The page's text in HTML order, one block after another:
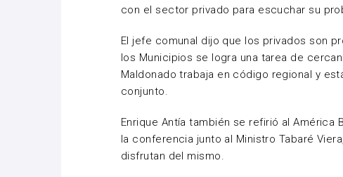
con el sector privado para escuchar su
El jefe comunal dijo que los privados son
los Municipios se logra una tarea de
Maldonado trabaja en código regional y
conjunto.
Enrique Antía también se refirió al América
la conferencia junto al Ministro Tabaré
disfrutan del mismo.